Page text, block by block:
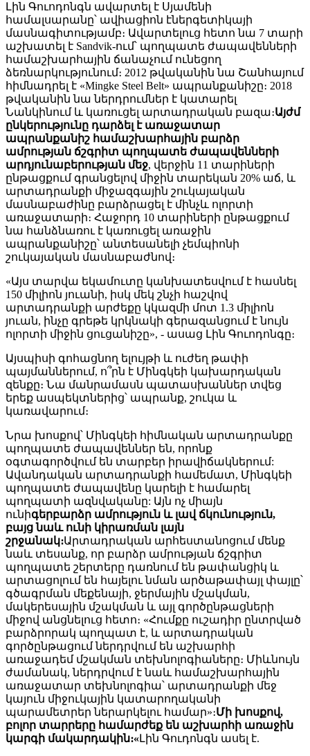
Լին Գուոդոնգն ավարտել է Սյամենի
համալսարանը՝ ավիացիոն էներգետիկայի
մասնագիտությամբ։ Ավարտելուց հետո նա 7 տարի
աշխատել է Sandvik-ում՝ պողպատե ժապավենների
համաշխարհային ճանաչում ունեցող
ձեռնարկությունում։ 2012 թվականին նա Շանհայում
հիմնադրել է «Mingke Steel Belt» ապրանքանիշը։ 2018
թվականին նա ներդրումներ է կատարել
Նանկինում և կառուցել արտադրական բազա։Այժմ
ընկերությունը դարձել է առաջատար
ապրանքանիշ համաշխարհային բարձր
ամրության ճշգրիտ պողպատե ժապավենների
արդյունաբերության մեջ, վերջին 11 տարիների
ընթացքում գրանցելով միջին տարեկան 20% աճ, և
արտադրանքի միջազգային շուկայական
մասնաբաժինը բարձրացել է մինչև ոլորտի
առաջատարի։ Հաջորդ 10 տարիների ընթացքում
նա հանձնառու է կառուցել առաջին
ապրանքանիշը՝ անտեսանելի չեմպիոնի
շուկայական մասնաբաժնով։
«Այս տարվա եկամուտը կանխատեսվում է հասնել
150 միլիոն յուանի, իսկ մեկ շնչի հաշվով
արտադրանքի արժեքը կկազմի մոտ 1.3 միլիոն
յուան, ինչը գրեթե կրկնակի գերազանցում է նույն
ոլորտի միջին ցուցանիշը», - ասաց Լին Գուոդոնգը։
Այսպիսի գոհացնող ելույթի և ուժեղ թափի
պայմաններում, ո՞րն է Մինգկեի կախարդական
զենքը։ Նա մանրամասն պատասխաններ տվեց
երեք ասպեկտներից՝ ապրանք, շուկա և
կառավարում։
Նրա խոսքով՝ Մինգկեի հիմնական արտադրանքը
պողպատե ժապավեններ են, որոնք
օգտագործվում են տարբեր իրավիճակներում:
Ավանդական արտադրանքի համեմատ, Մինգկեի
պողպատե ժապավենը կարելի է համարել
պողպատի ազնվականը: Այն ոչ միայն
ունիգերբարձր ամրություն և լավ ճկունություն,
բայց նաև ունի կիրառման լայն
շրջանակ։Արտադրական արհեստանոցում մենք
նաև տեսանք, որ բարձր ամրության ճշգրիտ
պողպատե շերտերը դառնում են թափանցիկ և
արտացոլում են հայելու նման արծաթափայլ փայլը՝
գծագրման մեքենայի, ջերմային մշակման,
մակերեսային մշակման և այլ գործընթացների
միջով անցնելուց հետո։ «Հումքը ուշադիր ընտրված
բարձրորակ պողպատ է, և արտադրական
գործընթացում ներդրվում են աշխարհի
առաջադեմ մշակման տեխնոլոգիաները։ Միևնույն
ժամանակ, ներդրվում է նաև համաշխարհային
առաջատար տեխնոլոգիա՝ արտադրանքի մեջ
կայուն միջուկային կատարողականի
պարամետրեր ներարկելու համար»։Մի խոսքով,
բոլոր տարրերը համարժեք են աշխարհի առաջին
կարգի մակարդակին։«Լին Գուդոնգն ասել է.